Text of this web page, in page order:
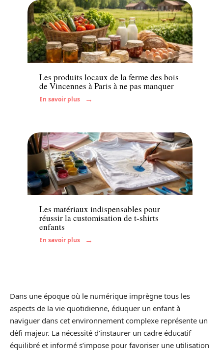
Actu
Les produits locaux de la ferme des bois
de Vincennes à Paris à ne pas manquer
En savoir plus
Enfant
Les matériaux indispensables pour
réussir la customisation de t-shirts
enfants
En savoir plus
Dans une époque où le numérique imprègne tous les
aspects de la vie quotidienne, éduquer un enfant à
naviguer dans cet environnement complexe représente un
défi majeur. La nécessité d’instaurer un cadre éducatif
équilibré et informé s’impose pour favoriser une utilisation